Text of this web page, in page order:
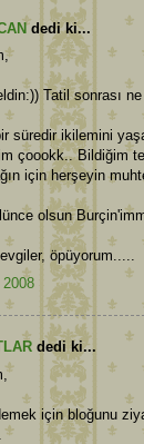
dedi ki...
Tatil sonrası
süredir ikilemini
çoookk.. Bildiğim
için herşeyin
olsun
öpüyorum.....
dedi ki...
için bloğunu